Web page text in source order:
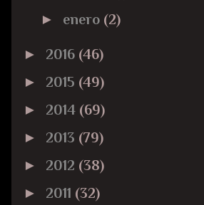
► enero (2)
► 2016 (46)
► 2015 (49)
► 2014 (69)
► 2013 (79)
► 2012 (38)
► 2011 (32)